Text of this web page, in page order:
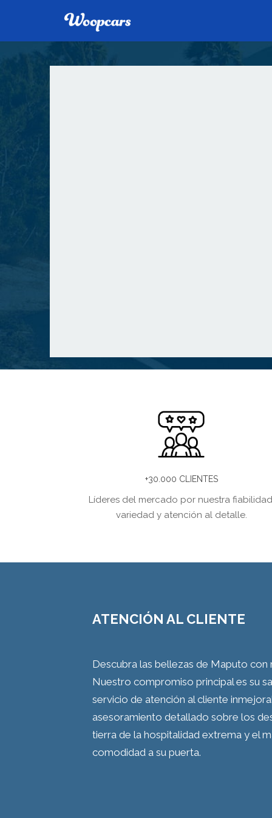
+30.000 CLIENTES
Líderes del mercado por nuestra
variedad y atención al detalle.
ATENCIÓN AL CLIENTE
Descubra las bellezas de Maputo
Nuestro compromiso principal es su
servicio de atención al cliente
asesoramiento detallado sobre los
tierra de la hospitalidad extrema y el
comodidad a su puerta.